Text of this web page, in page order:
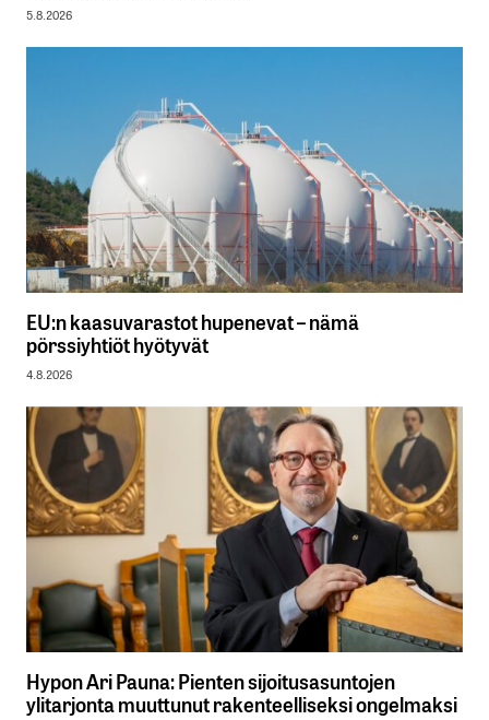
5.8.2026
EU:n kaasuvarastot hupenevat – nämä
pörssiyhtiöt hyötyvät
4.8.2026
Hypon Ari Pauna: Pienten sijoitusasuntojen
ylitarjonta muuttunut rakenteelliseksi ongelmaksi